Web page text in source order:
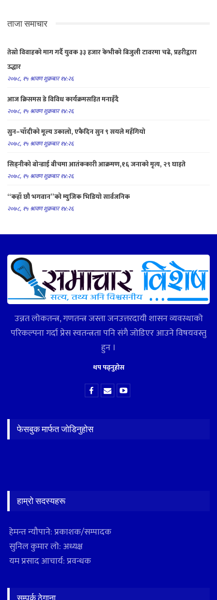
ताजा समाचार
तेस्रो विवाहको माग गर्दै युवक ३३ हजार केभीको बिजुली टावरमा चढे, प्रहरीद्वारा
उद्धार
२०७८, १५ श्रावण शुक्रबार १४:२६
आज क्रिसमस डे विविध कार्यक्रमसहित मनाइँदै
२०७८, १५ श्रावण शुक्रबार १४:२६
सुन–चाँदीको मूल्य उकालो, एकैदिन सुन ९ सयले महँगियो
२०७८, १५ श्रावण शुक्रबार १४:२६
सिड्नीको बोन्डाई बीचमा आतंककारी आक्रमण,१६ जनाको मृत्य, २९ घाइते
२०७८, १५ श्रावण शुक्रबार १४:२६
“कहाँ छौ भगवान”को म्युजिक भिडियो सार्वजनिक
२०७८, १५ श्रावण शुक्रबार १४:२६
उन्नत लोकतन्त्र, गणतन्त्र जस्ता जनउत्तरदायी शासन व्यवस्थाको
परिकल्पना गर्दा प्रेस स्वतन्त्रता पनि संगै जोडिएर आउने विषयवस्तु
हुन ।
थप पढ्नुहोस
फेसबुक मार्फत जोडिनुहोस
हाम्रो सदस्यहरू
हेमन्त न्यौपाने: प्रकाशक/सम्पादक
सुनिल कुमार लो: अध्यक्ष
यम प्रसाद आचार्य: प्रवन्धक
सम्पर्क ठेगाना